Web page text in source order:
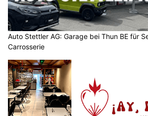
Auto Stettler AG: Garage bei Thun BE für
Carrosserie